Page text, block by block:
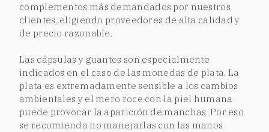
complementos más demandados por nuestros
clientes, eligiendo proveedores de alta calidad y
de precio razonable.
Las cápsulas y guantes son especialmente
indicados en el caso de las monedas de plata. La
plata es extremadamente sensible a los cambios
ambientales y el mero roce con la piel humana
puede provocar la aparición de manchas. Por eso,
se recomienda no manejarlas con las manos